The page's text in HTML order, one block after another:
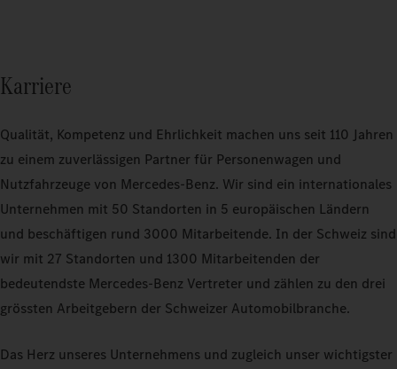
Karriere
Qualität, Kompetenz und Ehrlichkeit machen uns seit 110 Jahren
zu einem zuverlässigen Partner für Personenwagen und
Nutzfahrzeuge von Mercedes-Benz. Wir sind ein internationales
Unternehmen mit 50 Standorten in 5 europäischen Ländern
und beschäftigen rund 3000 Mitarbeitende. In der Schweiz sind
wir mit 27 Standorten und 1300 Mitarbeitenden der
bedeutendste Mercedes-Benz Vertreter und zählen zu den drei
grössten Arbeitgebern der Schweizer Automobilbranche.
Das Herz unseres Unternehmens und zugleich unser wichtigster